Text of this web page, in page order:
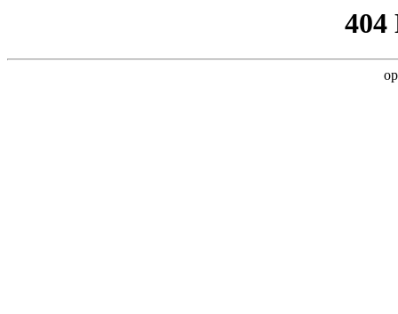
404